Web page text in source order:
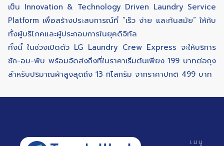
เป็น Innovation & Technology Driven Laundry Service
Platform เพื่อสร้างประสบการณ์ที่ “เร็ว ง่าย และทันสมัย” ให้กับ
ทั้งผู้บริโภคและผู้ประกอบการในยุคดิจิทัล
ทั้งนี้ ในช่วงเปิดตัว LG Laundry Crew Express จะให้บริการ
ซัก-อบ-พับ พร้อมจัดส่งถึงที่ในราคาเริ่มต้นเพียง 199 บาทต่อถุง
สำหรับปริมาณผ้าสูงสุดถึง 13 กิโลกรัม จากราคาปกติ 499 บาท
เมนู